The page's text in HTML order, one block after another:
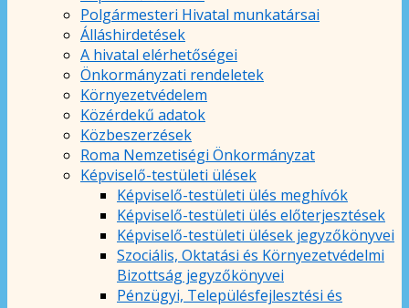
Polgármesteri Hivatal munkatársai
Álláshirdetések
A hivatal elérhetőségei
Önkormányzati rendeletek
Környezetvédelem
Közérdekű adatok
Közbeszerzések
Roma Nemzetiségi Önkormányzat
Képviselő-testületi ülések
Képviselő-testületi ülés meghívók
Képviselő-testületi ülés előterjesztések
Képviselő-testületi ülések jegyzőkönyvei
Szociális, Oktatási és Környezetvédelmi
Bizottság jegyzőkönyvei
Pénzügyi, Településfejlesztési és